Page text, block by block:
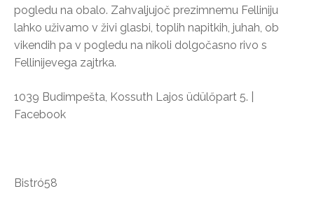
pogledu na obalo. Zahvaljujoč prezimnemu Felliniju
lahko uživamo v živi glasbi, toplih napitkih, juhah, ob
vikendih pa v pogledu na nikoli dolgočasno rivo s
Fellinijevega zajtrka.
1039 Budimpešta, Kossuth Lajos üdülőpart 5. |
Facebook
Bistró58